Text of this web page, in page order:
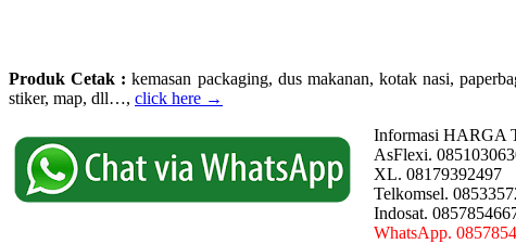
Produk Cetak : kemasan packaging, dus makanan, kotak nasi,
stiker, map, dll…, click here →
Informasi HARGA
AsFlexi.
XL. 08179392497
Telkomsel.
Indosat.
WhatsApp.